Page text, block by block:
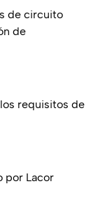
de circuito
de
requisitos de
por Lacor